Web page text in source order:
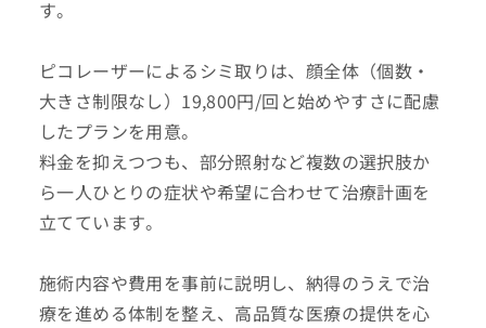
す。
ピコレーザーによるシミ取りは、顔全体（個数・
大きさ制限なし）19,800円/回と始めやすさに配慮
したプランを用意。
料金を抑えつつも、部分照射など複数の選択肢か
ら一人ひとりの症状や希望に合わせて治療計画を
立てています。
施術内容や費用を事前に説明し、納得のうえで治
療を進める体制を整え、高品質な医療の提供を心